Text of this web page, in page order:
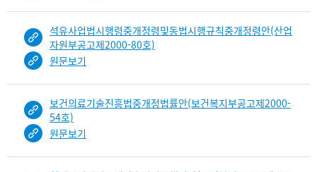
목
번
석유사업법시행령중개정령및동법시행규칙중개정령안(산업
자원부공고제2000-80호)
원문보기
보건의료기술진흥법중개정법률안(보건복지부공고제2000-
54호)
원문보기